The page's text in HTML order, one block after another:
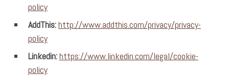
policy
AddThis:http://www.addthis.com/privacy/privacy-
policy
Linkedin:https://www.linkedin.com/legal/cookie-
policy